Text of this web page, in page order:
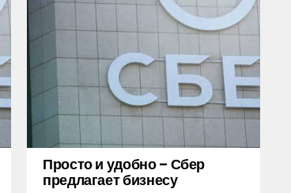
Просто и удобно – Сбер
предлагает бизнесу